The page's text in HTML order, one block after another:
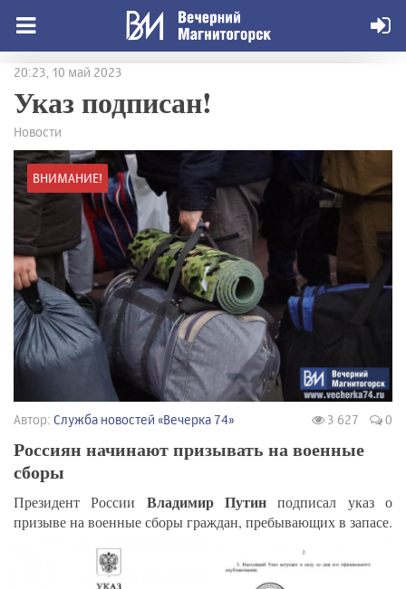
20:23, 10 май 2023
Указ подписан!
Новости
ВНИМАНИЕ!
Автор: Служба новостей «Вечерка 74» 3 627 0
Россиян начинают призывать на военные
сборы
Президент России Владимир Путин подписал указ о
призыве на военные сборы граждан, пребывающих в запасе.